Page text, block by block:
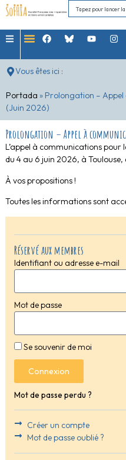
Vous êtes ici :
Portada » Prolongation – Appel
(Juin 2026)
Réservé aux membres
Identifiant ou adresse e-mail
Mot de passe
Se souvenir de moi
Connexion
Mot de passe perdu ?
Créer un compte
Mot de passe oublié ?
Prolongation – Appel à
L’appel à communications pour
du 4 au 6 juin 2026, à
À vos propositions !
Toutes les informations sont